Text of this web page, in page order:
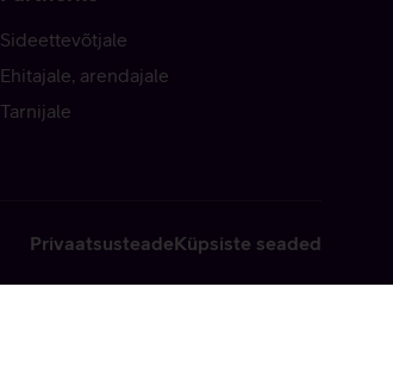
Sideettevõtjale
Ehitajale, arendajale
Tarnijale
PrivaatsusteadeKüpsiste seaded